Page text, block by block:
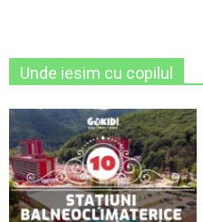
Unde iesim cu copilul